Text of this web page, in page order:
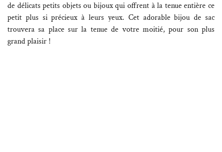
de délicats petits objets ou bijoux qui offrent à la tenue entière ce
petit plus si précieux à leurs yeux. Cet adorable bijou de sac
trouvera sa place sur la tenue de votre moitié, pour son plus
grand plaisir !